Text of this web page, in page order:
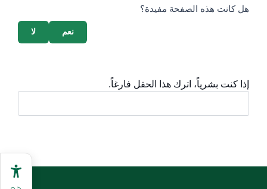
survey_v2
هل كانت هذه الصفحة مفيدة؟
لا نعم
إذا كنت بشرياً، اترك هذا الحقل فارغاً.